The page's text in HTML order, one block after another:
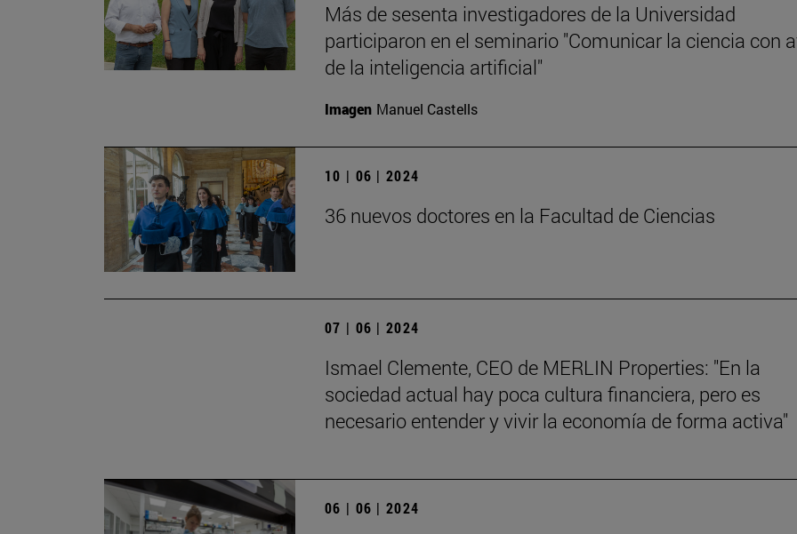
Más de sesenta investigadores de la Universidad
participaron en el seminario "Comunicar la ciencia con
de la inteligencia artificial"
Imagen Manuel Castells
10 | 06 | 2024
36 nuevos doctores en la Facultad de Ciencias
07 | 06 | 2024
Ismael Clemente, CEO de MERLIN Properties: "En la
sociedad actual hay poca cultura financiera, pero es
necesario entender y vivir la economía de forma activa"
06 | 06 | 2024